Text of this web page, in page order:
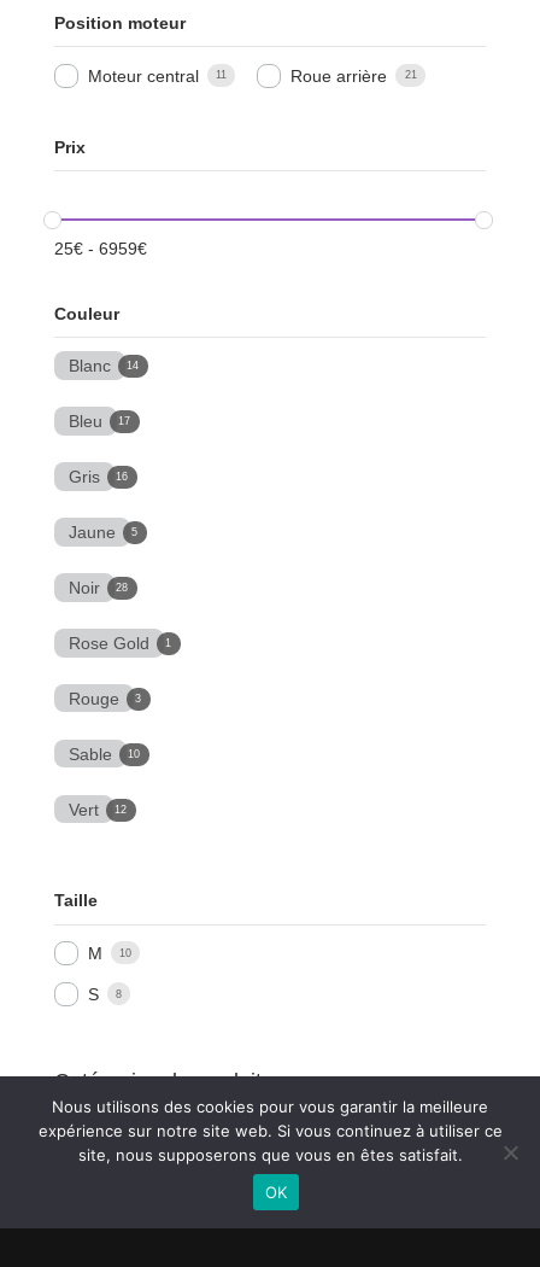
Position moteur
Moteur central 11 Roue arrière 21
Prix
25€- 6959€
Couleur
Blanc 14
Bleu 17
Gris 16
Jaune 5
Noir 28
Rose Gold 1
Rouge 3
Sable 10
Vert 12
Taille
M 10
S 8
Catégories de produits
Sélectionner une catégorie
Nous utilisons des cookies pour vous garantir la meilleure
expérience sur notre site web. Si vous continuez à utiliser ce
site, nous supposerons que vous en êtes satisfait.
OK